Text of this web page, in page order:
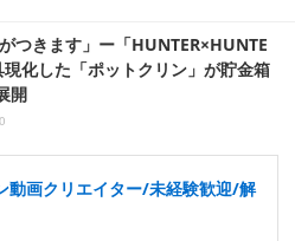
つきます」ー「HUNTER×HUNTE
化した「ポットクリン」が貯金箱
開
動画クリエイター/未経験歓迎/解